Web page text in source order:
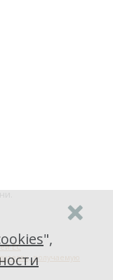
ЕС
получаемую
",